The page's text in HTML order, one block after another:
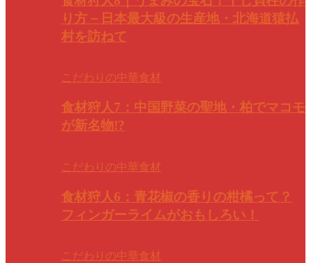
り方－日本最大級の生産地・北海道猿払
村を訪ねて
こだわりの中華食材
食材狩人7：中国野菜の聖地・柏でマコモ
が新名物!?
こだわりの中華食材
食材狩人6：青花椒の香りの柑橘って？
フィンガーライムがおもしろい！
こだわりの中華食材